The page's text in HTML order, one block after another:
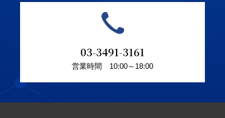
03-3491-3161
営業時間 10:00～18:00